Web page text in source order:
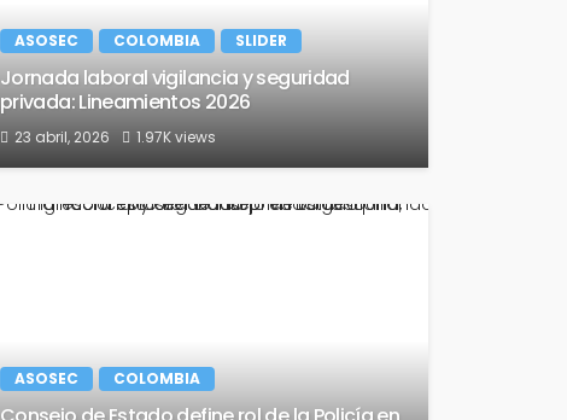
ASOSEC COLOMBIA SLIDER
Jornada laboral vigilancia y seguridad
privada: Lineamientos 2026
23 abril, 2026 1.97K views
ASOSEC COLOMBIA